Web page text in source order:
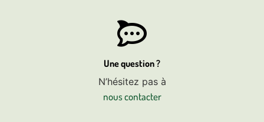
Une question ?
N’hésitez pas à
nous contacter